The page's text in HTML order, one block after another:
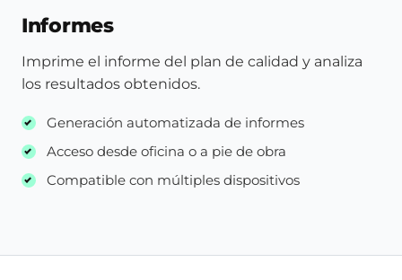
Informes
Imprime el informe del plan de calidad y analiza
los resultados obtenidos.
Generación automatizada de informes
Acceso desde oficina o a pie de obra
Compatible con múltiples dispositivos